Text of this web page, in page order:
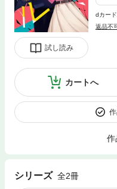
試し読み
dカー
返品不
カートへ
作
シリーズ 全2冊